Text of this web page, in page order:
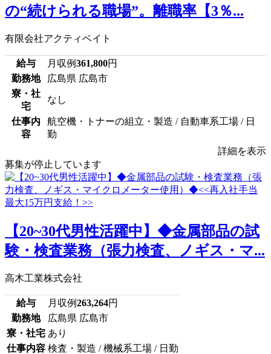
の“続けられる職場”。離職率【3％...
有限会社アクティベイト
給与 月収例361,800円
勤務地
広島県 広島市
寮・社
宅
なし
仕事内
容
航空機・トナーの組立・製造 / 自動車系工場 / 日
勤
詳細を表示
募集が停止しています
【20~30代男性活躍中】◆金属部品の試
験・検査業務（張力検査、ノギス・マ...
高木工業株式会社
給与 月収例263,264円
勤務地
広島県 広島市
寮・社宅 あり
仕事内容 検査・製造 / 機械系工場 / 日勤